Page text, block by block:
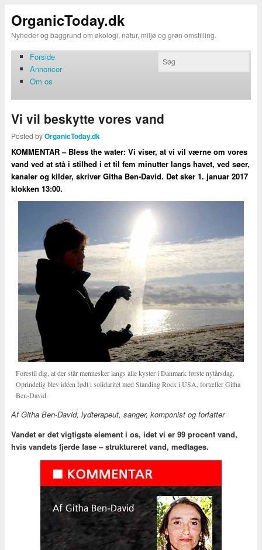
OrganicToday.dk
Nyheder og baggrund om økologi, natur, miljø og grøn omstilling.
Forside
Annoncer
Om os
Vi vil beskytte vores vand
Posted byOrganicToday.dk
KOMMENTAR – Bless the water: Vi viser, at vi vil værne om vores
vand ved at stå i stilhed i et til fem minutter langs havet, ved søer,
kanaler og kilder, skriver Githa Ben-David. Det sker 1. januar 2017
klokken 13:00.
Forestil dig, at der står mennesker langs alle kyster i Danmark første nytårsdag.
Oprindelig blev idéen født i solidaritet med Standing Rock i USA, fortæller Githa
Ben-David.
Af Githa Ben-David, lydterapeut, sanger, komponist og forfatter
Vandet er det vigtigste element i os, idet vi er 99 procent vand,
hvis vandets fjerde fase – struktureret vand, medtages.